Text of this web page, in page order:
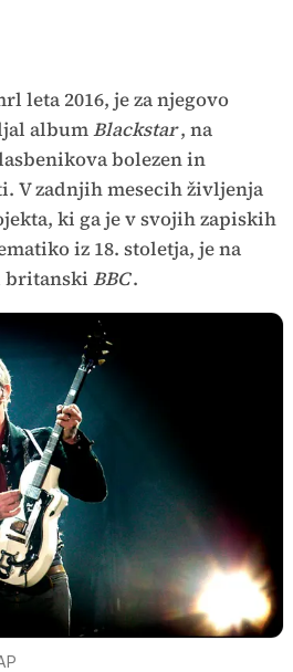
leta 2016, je za njegovo
albumBlackstar, na
bolezen in
V zadnjih mesecih življenja
ki ga je v svojih zapiskih
iz 18. stoletja, je na
britanski BBC.